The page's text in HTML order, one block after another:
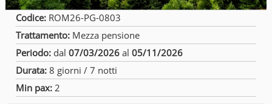
Codice: ROM26-PG-0803
Trattamento: Mezza pensione
Periodo: dal07/03/2026 al05/11/2026
Durata:8 giorni / 7 notti
Min pax: 2